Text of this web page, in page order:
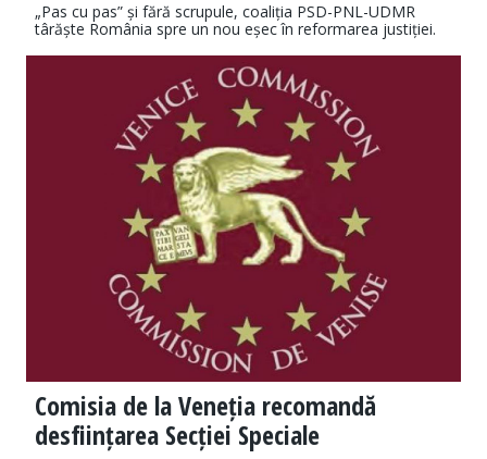
„Pas cu pas” și fără scrupule, coaliția PSD-PNL-UDMR
târăște România spre un nou eșec în reformarea justiției.
Comisia de la Veneția recomandă
desființarea Secției Speciale